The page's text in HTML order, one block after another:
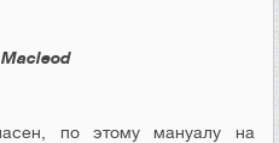
по этому мануалу на